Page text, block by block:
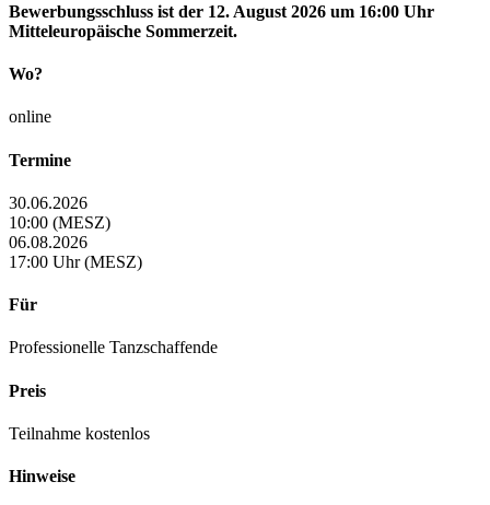
Bewerbungsschluss ist der 12. August 2026 um 16:00 Uhr
Mitteleuropäische Sommerzeit.
Wo?
online
Termine
30.06.2026
10:00 (MESZ)
06.08.2026
17:00 Uhr (MESZ)
Für
Professionelle Tanzschaffende
Preis
Teilnahme kostenlos
Hinweise